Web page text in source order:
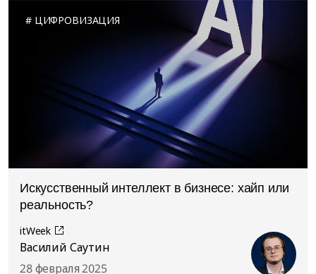
ЦИФРОВИЗАЦИЯ
Искусственный интеллект в бизнесе: хайп или
реальность?
itWeek
Василий Саутин
28 февраля 2025